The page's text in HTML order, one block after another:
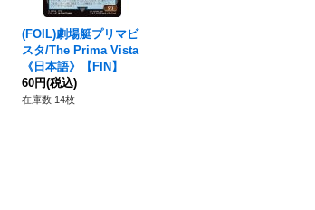
(FOIL)劇場艇プリマビ
スタ/The Prima Vista
《日本語》【FIN】
60円(税込)
在庫数 14枚